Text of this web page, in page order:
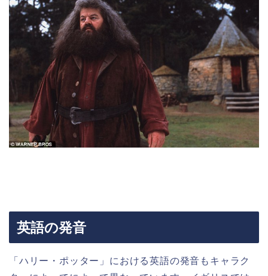
英語の発音
「ハリー・ポッター」における英語の発音もキャラク